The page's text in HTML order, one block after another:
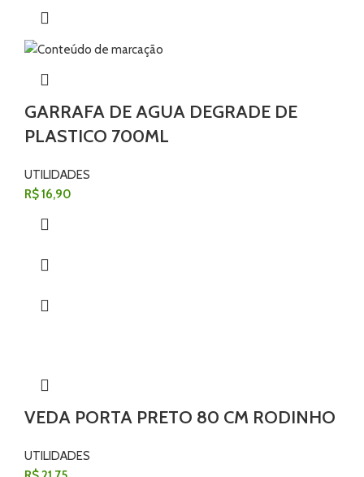
GARRAFA DE AGUA DEGRADE DE
PLASTICO 700ML
UTILIDADES
R$16,90
VEDA PORTA PRETO 80 CM RODINHO
UTILIDADES